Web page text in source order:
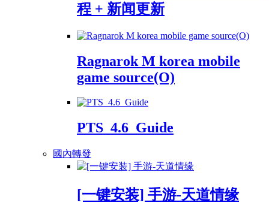
程 + 新闻更新
Ragnarok M korea mobile
game source(O)
PTS_4.6_Guide
國內轉發
[一键安装] 手游-天道情缘